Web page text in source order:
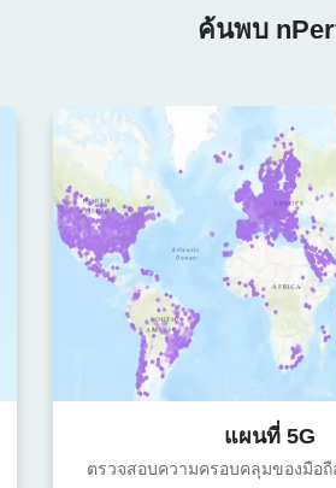
ค้นพบ
แผนที่ 5G
ตรวจสอบความครอบคลุมของมือ